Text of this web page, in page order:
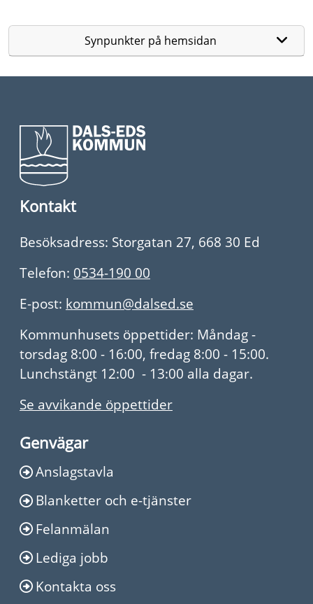
Synpunkter på hemsidan
Kontakt
Besöksadress: Storgatan 27, 668 30 Ed
Telefon: 0534-190 00
E-post: kommun@dalsed.se
Kommunhusets öppettider: Måndag -
torsdag 8:00 - 16:00, fredag 8:00 - 15:00.
Lunchstängt 12:00 - 13:00 alla dagar.
Se avvikande öppettider
Genvägar
Anslagstavla
Blanketter och e-tjänster
Felanmälan
Lediga jobb
Kontakta oss